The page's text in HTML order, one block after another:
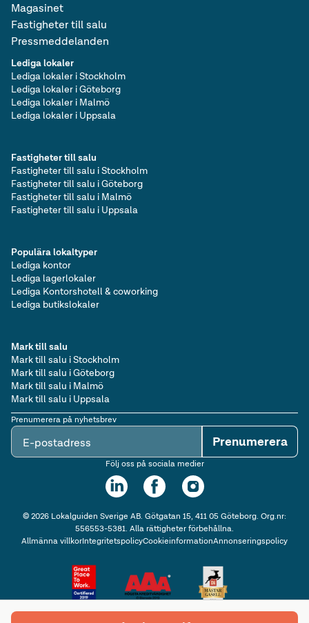
Magasinet
Fastigheter till salu
Pressmeddelanden
Lediga lokaler
Lediga lokaler i Stockholm
Lediga lokaler i Göteborg
Lediga lokaler i Malmö
Lediga lokaler i Uppsala
Populära lokaltyper
Lediga kontor
Lediga lagerlokaler
Lediga Kontorshotell & coworking
Lediga butikslokaler
Fastigheter till salu
Fastigheter till salu i Stockholm
Fastigheter till salu i Göteborg
Fastigheter till salu i Malmö
Fastigheter till salu i Uppsala
Mark till salu
Mark till salu i Stockholm
Mark till salu i Göteborg
Mark till salu i Malmö
Mark till salu i Uppsala
Prenumerera på nyhetsbrev
E-postadress Prenumerera
Följ oss på sociala medier
©2026Lokalguiden Sverige AB. Götgatan 15, 411 05 Göteborg. Org.nr:
556553-5381. Alla rättigheter förbehållna.
Allmänna villkorIntegritetspolicyCookieinformationAnnonseringspolicy